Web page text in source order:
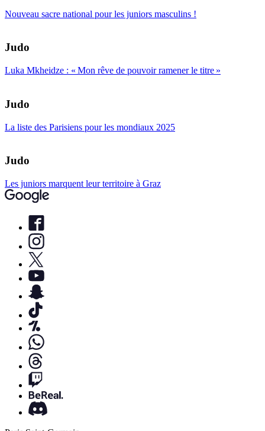
Nouveau sacre national pour les juniors masculins !
Judo
Luka Mkheidze : « Mon rêve de pouvoir ramener le titre »
Judo
La liste des Parisiens pour les mondiaux 2025
Judo
Les juniors marquent leur territoire à Graz